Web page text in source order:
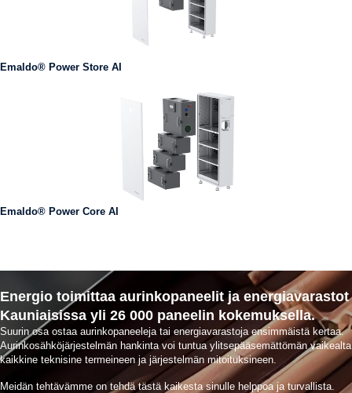
Emaldo® Power Store AI
Emaldo® Power Core AI
Energio toimittaa aurinkopaneelit ja energiavarastot
Kauniaisissa yli 26 000 paneelin kokemuksella.
Suurin osa ostaa aurinkopaneeleja tai energiavarastoja ensimmäistä kertaa.
Aurinkosähköjärjestelmän hankinta voi tuntua ylitsepääsemättömän vaikealta
kaikkine teknisine termeineen ja järjestelmän mitoituksineen.
Meidän tehtävämme on tehdä tästä kaikesta sinulle helppoa ja turvallista.